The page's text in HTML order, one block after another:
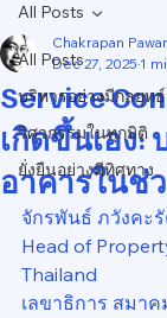
All Posts
บริหารอย่างมีกลยุทธ์
วิศวกรรมในทุกมิติ
ยั่งยืนอย่างมีทิศทาง
All Posts
Service
เกิดขึ้นเอง:
อาคารในช่
Chakrapan
Dec 27, 2025 1
จักรพันธ์ ภวังคะ
Head of
Thailand
เลขาธิการ สมา